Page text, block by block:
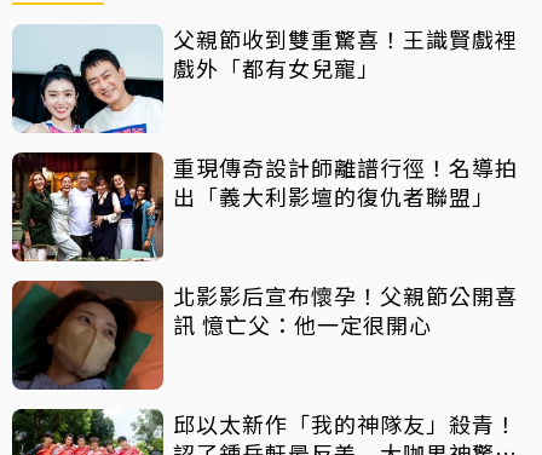
父親節收到雙重驚喜！王識賢戲裡
戲外「都有女兒寵」
重現傳奇設計師離譜行徑！名導拍
出「義大利影壇的復仇者聯盟」
北影影后宣布懷孕！父親節公開喜
訊 憶亡父：他一定很開心
邱以太新作「我的神隊友」殺青！